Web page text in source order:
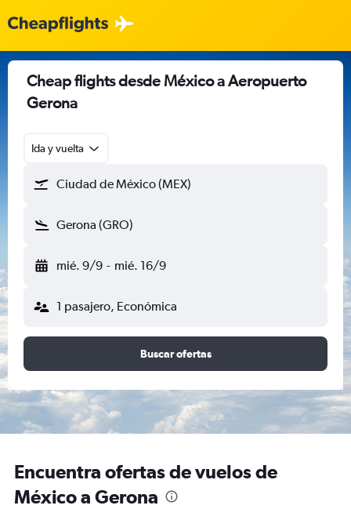
Cheap flights desde México a Aeropuerto
Gerona
Ida y vuelta
Ciudad de México (MEX)
Gerona (GRO)
mié. 9/9 - mié. 16/9
1 pasajero, Económica
Buscar ofertas
Encuentra ofertas de vuelos de
México a Gerona